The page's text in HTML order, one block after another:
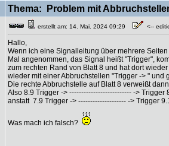
Thema: Problem mit
erstellt am: 14. Mai. 2024 09:29 <--
Hallo,
Wenn ich eine Signalleitung über mehrere
Mal angenommen, das Signal heißt "Trigger",
zum rechten Rand von Blatt 8 und hat dort
wieder mit einer Abbruchstellen "Trigger -> " und
Die rechte Abbruchstelle auf Blatt 8 verweißt
Also 8.9 Trigger -> -------------------------- -> Trigger
anstatt 7.9 Trigger -> -------------------- -> Trigger
Was mach ich falsch?